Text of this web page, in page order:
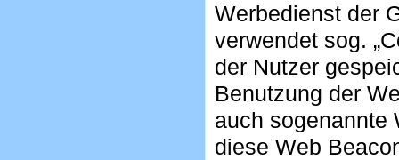
Werbedienst der
verwendet sog.
der Nutzer
Benutzung der
auch sogenannte
diese Web